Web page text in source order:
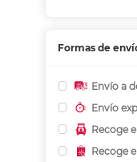
Formas de
Envío a
Envío
Recoge
Recoge